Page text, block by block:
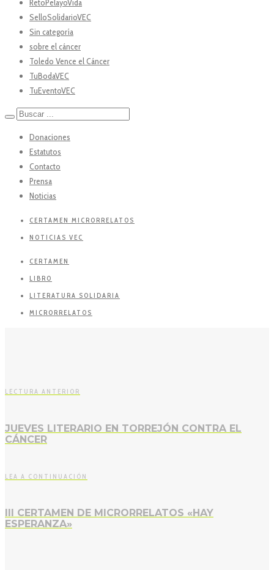
RetoPelayoVida
SelloSolidarioVEC
Sin categoría
sobre el cáncer
Toledo Vence el Cáncer
TuBodaVEC
TuEventoVEC
Donaciones
Estatutos
Contacto
Prensa
Noticias
CERTAMEN MICRORRELATOS
NOTICIAS VEC
CERTAMEN
LIBRO
LITERATURA SOLIDARIA
MICRORRELATOS
LECTURA ANTERIOR
JUEVES LITERARIO EN TORREJÓN CONTRA EL
CÁNCER
LEA A CONTINUACIÓN
III CERTAMEN DE MICRORRELATOS «HAY
ESPERANZA»